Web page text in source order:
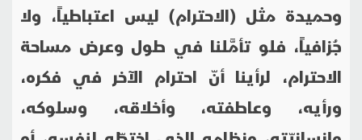
وحميدة مثل (الاحترام) ليس اعتباطياً، ولا
جُزافياً، فلو تأمَّلنا في طول وعرض مساحة
الاحترام، لرأينا أنّ احترام الآخر في فكره،
ورأيه، وعاطفته، وأخلاقه، وسلوكه،